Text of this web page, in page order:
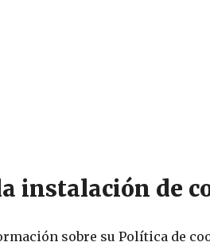
instalación de
sobre su Política de